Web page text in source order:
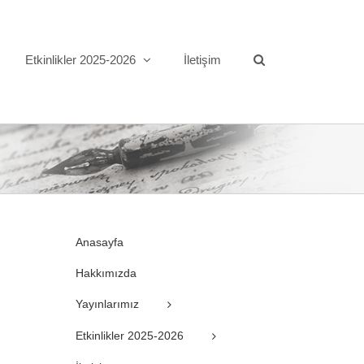
Etkinlikler 2025-2026 İletişim
Anasayfa
Hakkımızda
Yayınlarımız
Etkinlikler 2025-2026